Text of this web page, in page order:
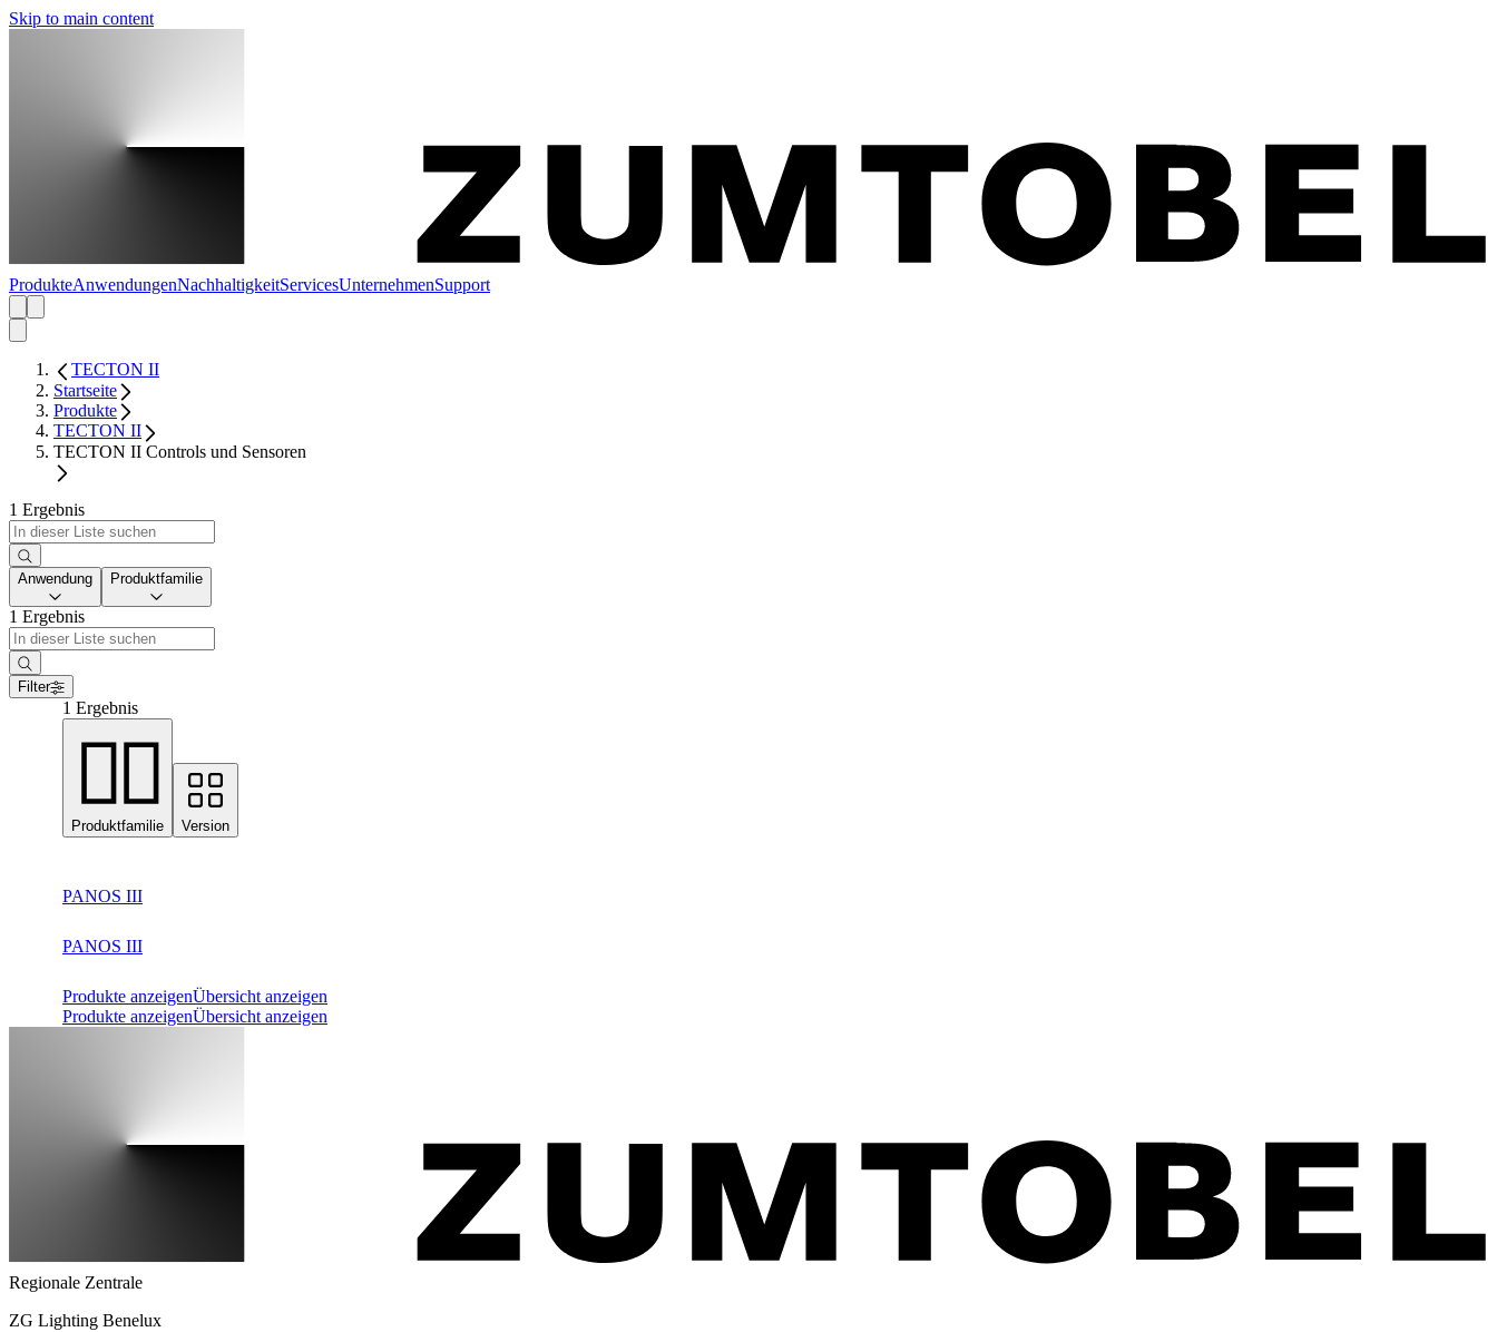
Skip to main content
ProdukteAnwendungenNachhaltigkeitServicesUnternehmenSupport
TECTON II
Startseite
Produkte
TECTON II
TECTON II Controls und Sensoren
1 Ergebnis
Anwendung Produktfamilie
1 Ergebnis
Filter
1 Ergebnis
Produktfamilie Version
PANOS III
PANOS III
Produkte anzeigenÜbersicht anzeigen
Produkte anzeigenÜbersicht anzeigen
Regionale Zentrale
ZG Lighting Benelux